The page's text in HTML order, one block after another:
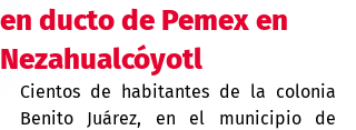
en ducto de Pemex en
Nezahualcóyotl
Cientos de habitantes de la colonia
Benito Juárez, en el municipio de